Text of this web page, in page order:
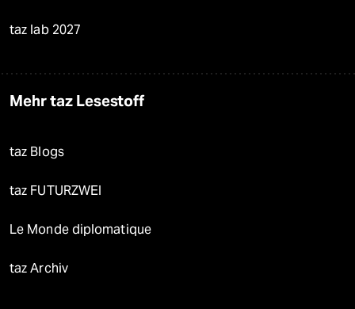
taz lab 2027
Mehr taz Lesestoff
taz Blogs
taz FUTURZWEI
Le Monde diplomatique
taz Archiv